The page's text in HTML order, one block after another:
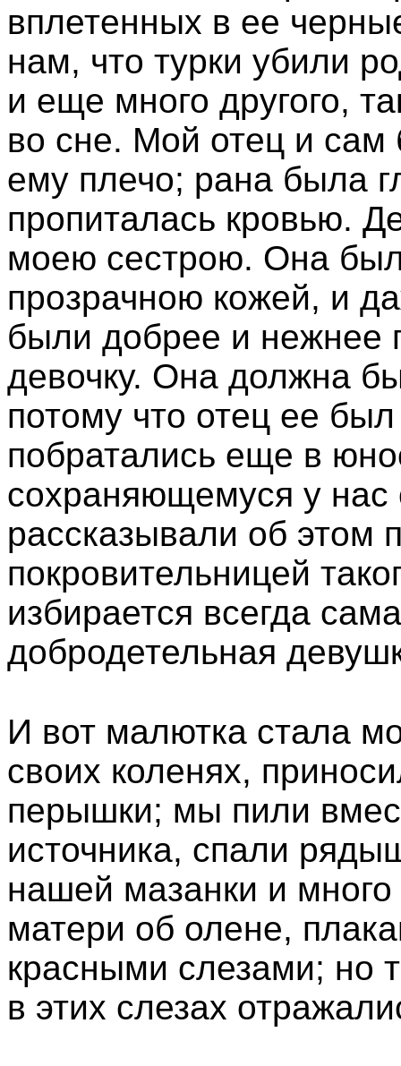
вплетенных в ее
нам, что турки убили
и еще много другого,
во сне. Мой отец и сам
ему плечо; рана была
пропиталась кровью.
моею сестрою. Она
прозрачною кожей, и
были добрее и нежнее
девочку. Она должна
потому что отец ее
побратались еще в
сохраняющемуся у
рассказывали об этом
покровительницей
избирается всегда
добродетельная
И вот малютка стала
своих коленях,
перышки; мы пили
источника, спали
нашей мазанки и
матери об олене,
красными слезами; но
в этих слезах